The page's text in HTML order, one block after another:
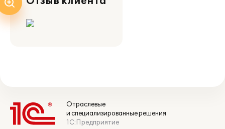
Отраслевые
и специализированные решения
1С:Предприятие